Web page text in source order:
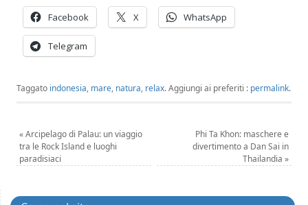
Facebook X WhatsApp
Telegram
Taggato indonesia, mare, natura, relax.Aggiungi ai preferiti : permalink.
«Arcipelago di Palau: un viaggio
tra le Rock Island e luoghi
paradisiaci
Phi Ta Khon: maschere e
divertimento a Dan Sai in
Thailandia »